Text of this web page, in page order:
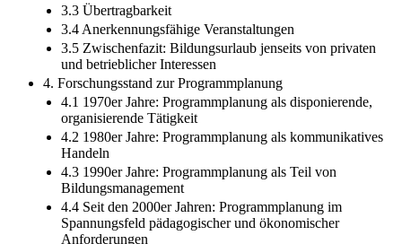
3.3 Übertragbarkeit
3.4 Anerkennungsfähige Veranstaltungen
3.5 Zwischenfazit: Bildungsurlaub jenseits von privaten
und betrieblicher Interessen
4. Forschungsstand zur Programmplanung
4.1 1970er Jahre: Programmplanung als disponierende,
organisierende Tätigkeit
4.2 1980er Jahre: Programmplanung als kommunikatives
Handeln
4.3 1990er Jahre: Programmplanung als Teil von
Bildungsmanagement
4.4 Seit den 2000er Jahren: Programmplanung im
Spannungsfeld pädagogischer und ökonomischer
Anforderungen